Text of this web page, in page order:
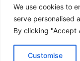
We use cookies to
serve personalised
By clicking "Accept
Customise
06 18 10 53 27
© Copyright 2020